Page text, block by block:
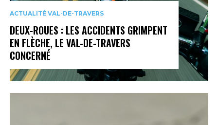
ACTUALITÉ VAL-DE-TRAVERS
DEUX-ROUES : LES ACCIDENTS GRIMPENT
EN FLÈCHE, LE VAL-DE-TRAVERS
CONCERNÉ